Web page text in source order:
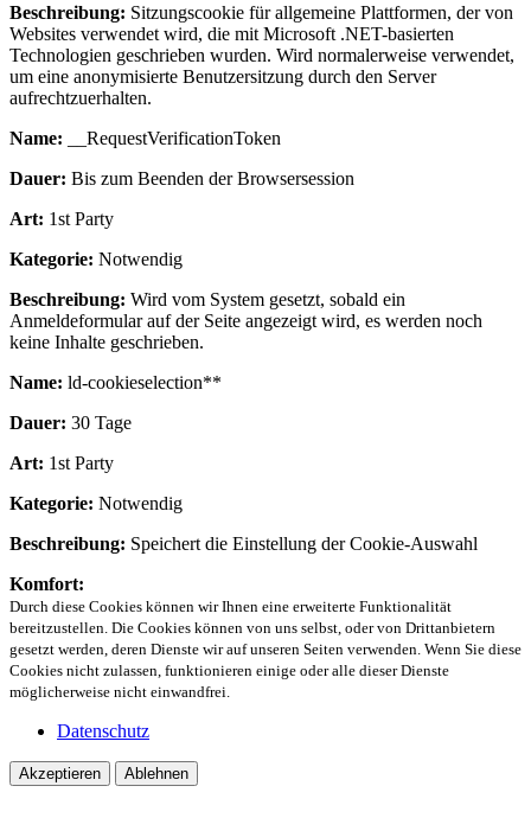
Beschreibung: Sitzungscookie für allgemeine Plattformen, der von
Websites verwendet wird, die mit Microsoft .NET-basierten
Technologien geschrieben wurden. Wird normalerweise verwendet,
um eine anonymisierte Benutzersitzung durch den Server
aufrechtzuerhalten.
Name: __RequestVerificationToken
Dauer: Bis zum Beenden der Browsersession
Art: 1st Party
Kategorie: Notwendig
Beschreibung: Wird vom System gesetzt, sobald ein
Anmeldeformular auf der Seite angezeigt wird, es werden noch
keine Inhalte geschrieben.
Name: ld-cookieselection**
Dauer: 30 Tage
Art: 1st Party
Kategorie: Notwendig
Beschreibung: Speichert die Einstellung der Cookie-Auswahl
Komfort:
Durch diese Cookies können wir Ihnen eine erweiterte Funktionalität
bereitzustellen. Die Cookies können von uns selbst, oder von Drittanbietern
gesetzt werden, deren Dienste wir auf unseren Seiten verwenden. Wenn Sie diese
Cookies nicht zulassen, funktionieren einige oder alle dieser Dienste
möglicherweise nicht einwandfrei.
Datenschutz
Akzeptieren Ablehnen